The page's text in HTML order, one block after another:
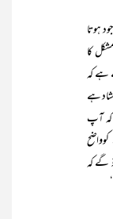
ہوتا
کا
ہے کہ
ہے
کہ آپ
گے کہ